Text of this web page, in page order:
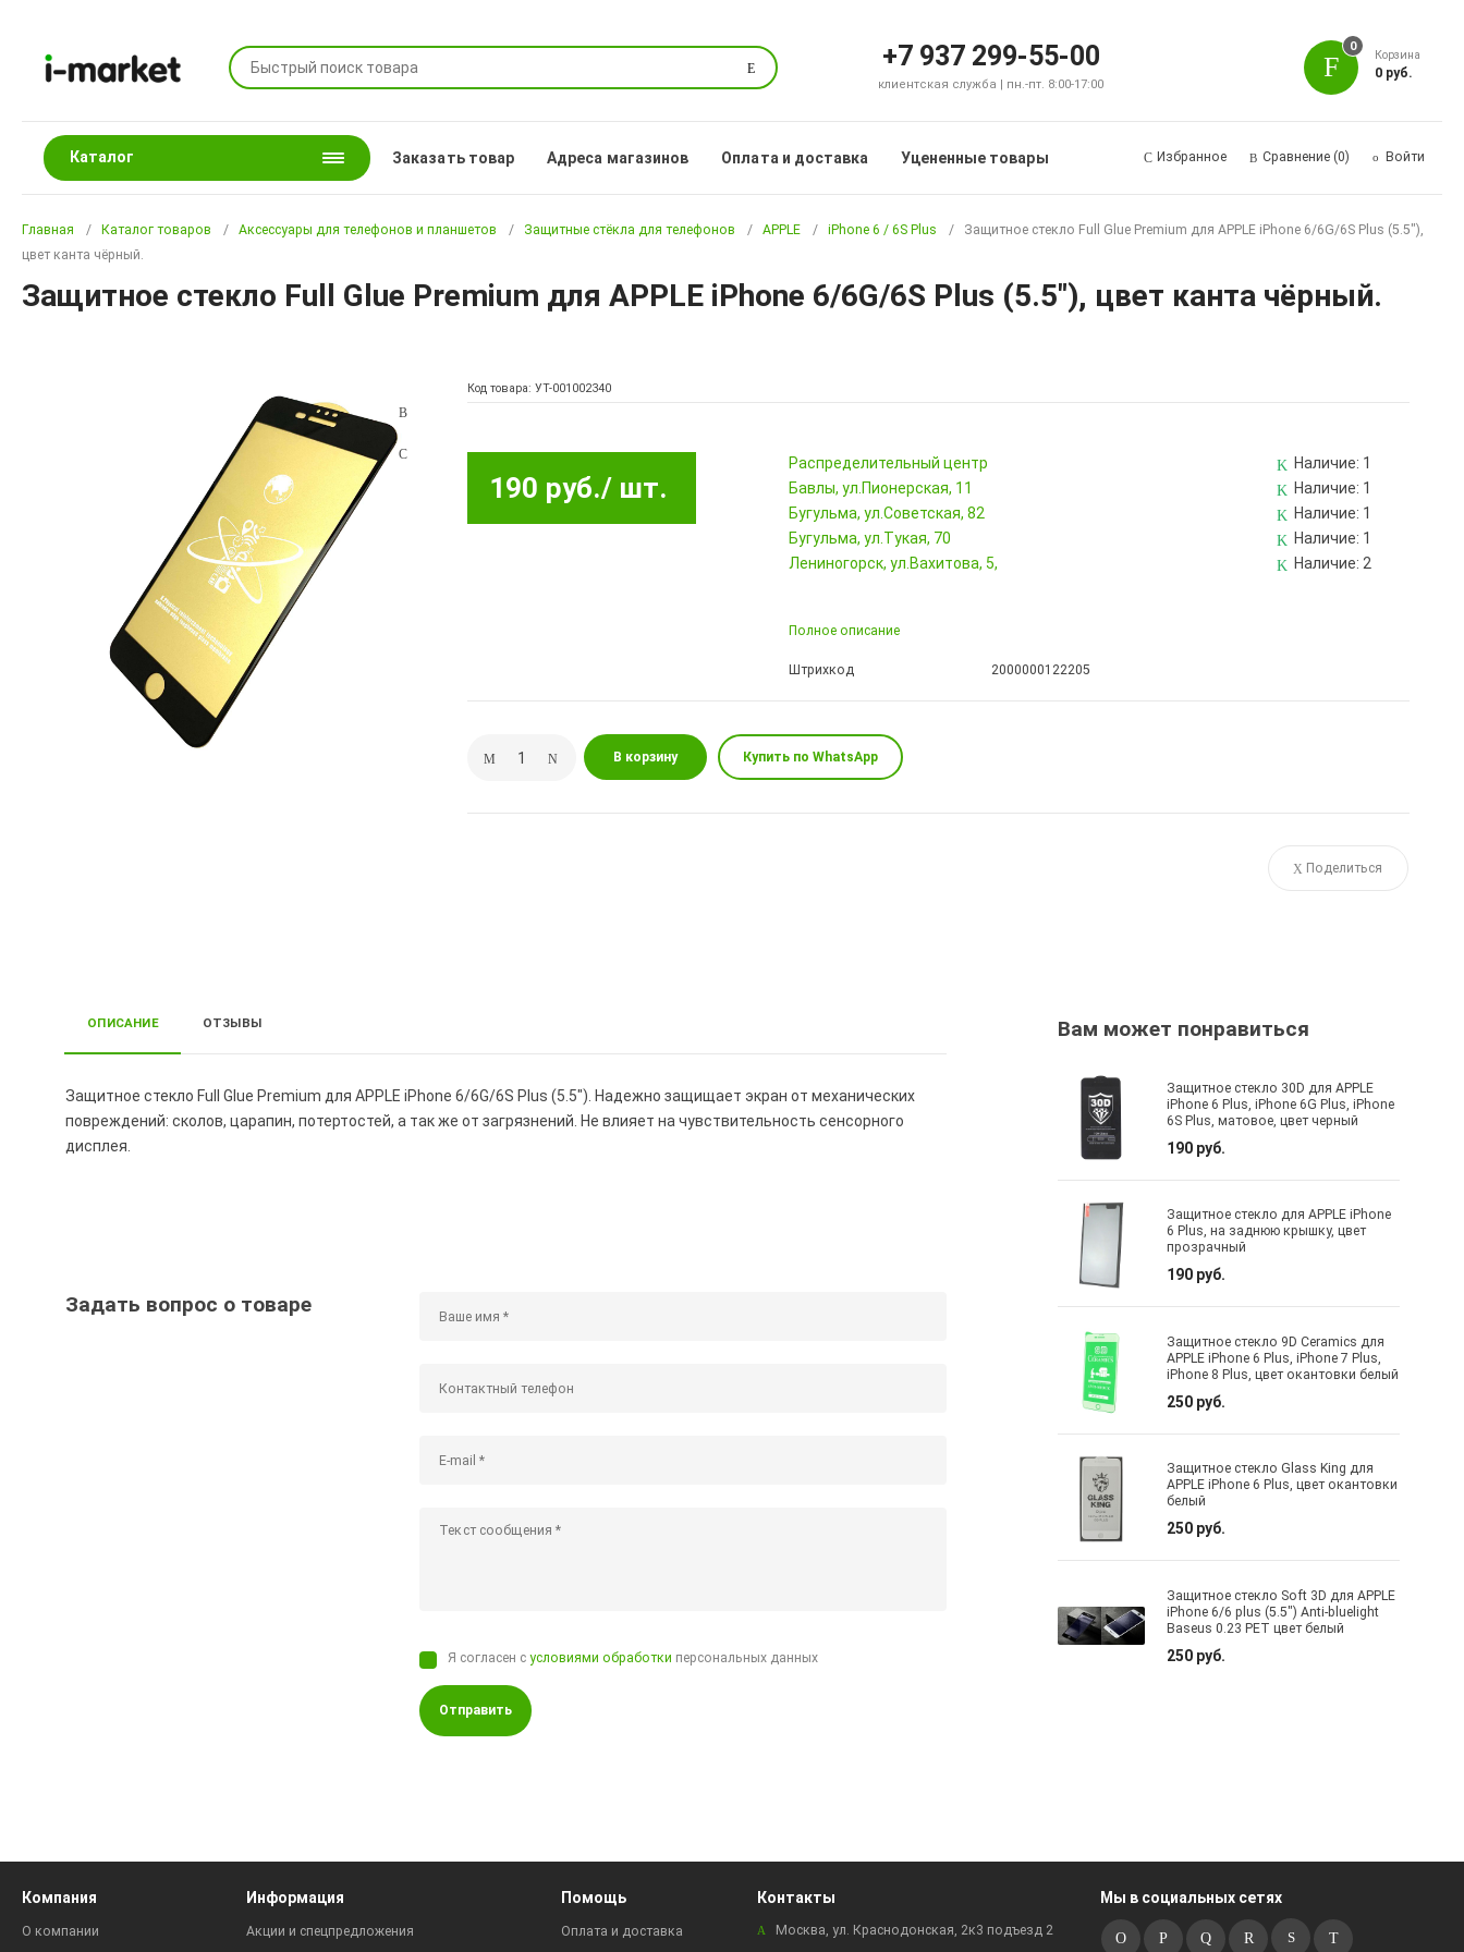
Поиск +7 937 299-55-00
клиентская служба | пн.-пт. 8:00-17:00
0
Корзина
0 руб.
Каталог Заказать товар Адреса магазинов Оплата и доставка Уцененные товары Избранное Сравнение (0) Войти
Главная Каталог товаров Аксессуары для телефонов и планшетов Защитные стёкла для телефонов APPLE iPhone 6 / 6S Plus
Защитное стекло Full Glue Premium для APPLE iPhone 6/6G/6S Plus (5.5"),
цвет канта чёрный.
Защитное стекло Full Glue Premium для APPLE iPhone 6/6G/6S Plus (5.5"), цвет канта чёрный.
Код товара: УТ-001002340
190 руб./ шт.
Pаспределительный центр Наличие: 1
Бавлы, ул.Пионерская, 11
Наличие: 1
Бугульма, ул.Советская, 82
Наличие: 1
Бугульма, ул.Тукая, 70
Наличие: 1
Лениногорск, ул.Вахитова, 5,
Наличие: 2
Полное описание
Штрихкод 2000000122205
В корзину Купить по WhatsApp
Поделиться
ОПИСАНИЕ ОТЗЫВЫ
Защитное стекло Full Glue Premium для APPLE iPhone 6/6G/6S Plus (5.5"). Надежно защищает экран от механических
повреждений: сколов, царапин, потертостей, а так же от загрязнений. Не влияет на чувствительность сенсорного
дисплея.
Задать вопрос о товаре
Я согласен сусловиями обработки персональных данных
Отправить
Вам может понравиться
Защитное стекло 30D для APPLE
iPhone 6 Plus, iPhone 6G Plus, iPhone
6S Plus, матовое, цвет черный
190 руб.
Защитное стекло для APPLE iPhone
6 Plus, на заднюю крышку, цвет
прозрачный
190 руб.
Защитное стекло 9D Ceramics для
APPLE iPhone 6 Plus, iPhone 7 Plus,
iPhone 8 Plus, цвет окантовки белый
250 руб.
Защитное стекло Glass King для
APPLE iPhone 6 Plus, цвет окантовки
белый
250 руб.
Защитное стекло Soft 3D для APPLE
iPhone 6/6 plus (5.5") Anti-bluelight
Baseus 0.23 PET цвет белый
250 руб.
Компания
О компании
Информация
Акции и спецпредложения
Помощь
Оплата и доставка
Контакты
Москва, ул. Краснодонская, 2к3 подъезд 2
Мы в социальных сетях